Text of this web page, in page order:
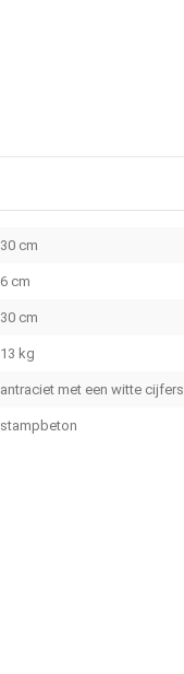
30 cm
6 cm
30 cm
13 kg
antraciet met een witte cijfers
stampbeton